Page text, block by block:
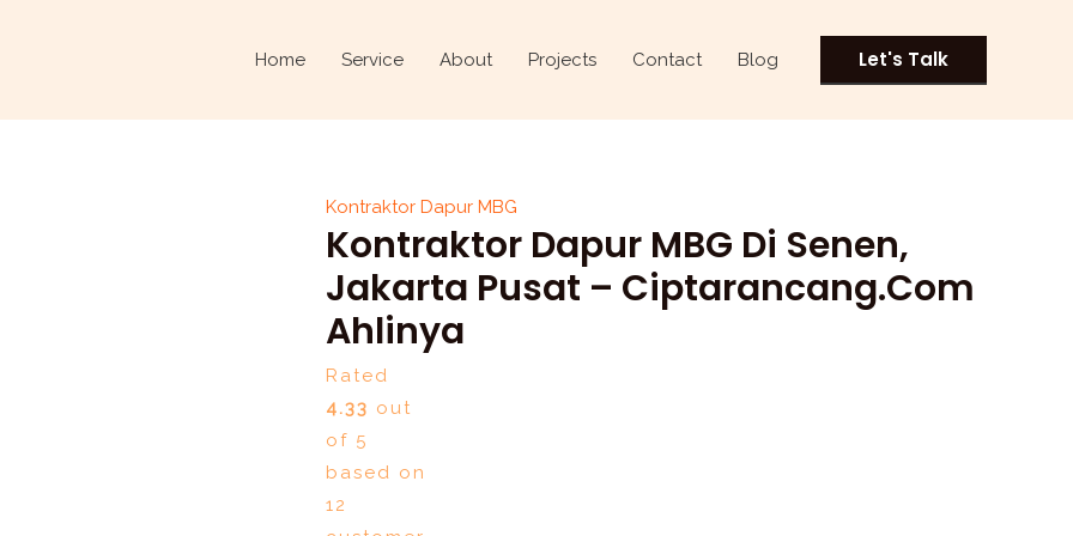
Home Service About Projects Contact Blog Let's Talk
Kontraktor Dapur MBG
Kontraktor Dapur MBG Di Senen,
Jakarta Pusat – Ciptarancang.com
Ahlinya
Rated
4.33 out
of 5
based on
12
Pusat
–
Ciptarancang.com
Ahlinya
quantity